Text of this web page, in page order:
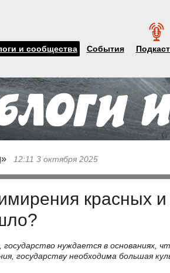
и сообщества События
» 12:11 3 октября 2025
красных и
нуждается в основаниях,
государству необходима большая